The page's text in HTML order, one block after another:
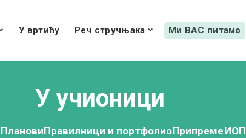
У вртићу Реч стручњака Ми ВАС питамо
У учионици
ПлановиПравилници и портфолиоПрипремеИОП